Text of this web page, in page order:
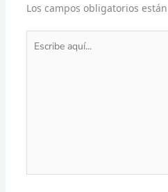
Los campos obligatorios
aquí...